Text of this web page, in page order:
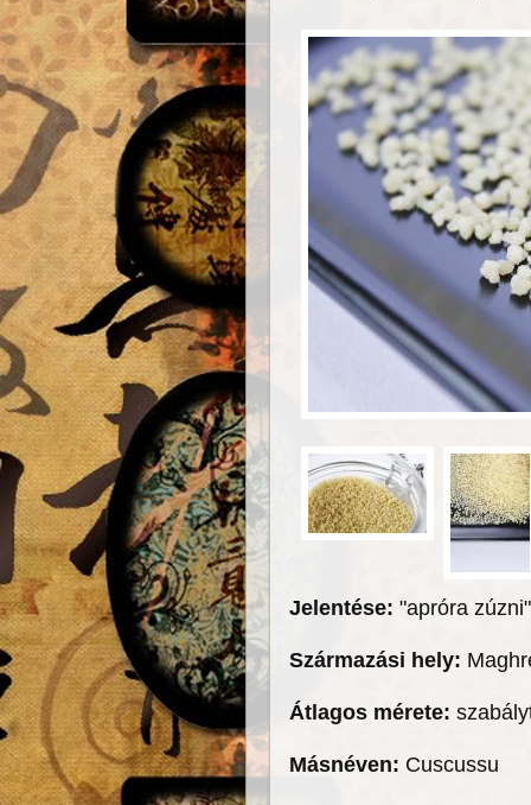
Jelentése: "apróra zúzni"
Származási hely:
Átlagos mérete:
Másnéven: Cuscussu